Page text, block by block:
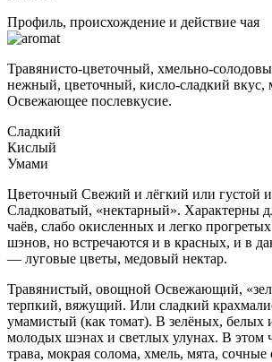
Профиль, происхождение и действие чая
Травянисто-цветочный, хмельно-
нежный, цветочный, кисло-сладкий вкус,
Освежающее послевкусие.
Сладкий
Кислый
Умами
Цветочный Свежий и лёгкий или густой
Сладковатый, «нектарный». Характерны
чаёв, слабо окисленных и легко
шэнов, но встречаются и в красных, и в
— луговые цветы, медовый нектар.
Травянистый, овощной Освежающий,
терпкий, вяжущий. Или сладкий
умамистый (как томат). В зелёных, белых
молодых шэнах и светлых улунах. В этом
трава, мокрая солома, хмель, мята,